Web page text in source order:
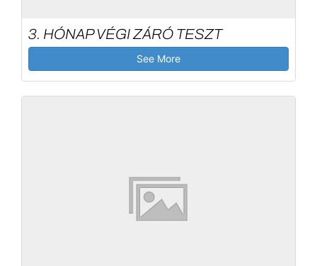
3. HÓNAP VÉGI ZÁRÓ TESZT
See More